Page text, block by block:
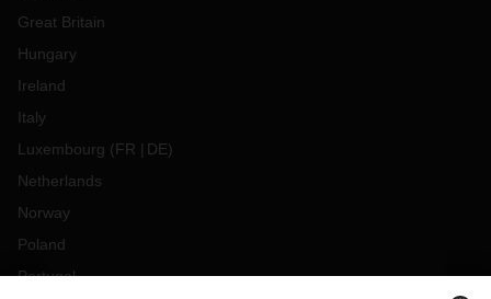
Great Britain
Hungary
Ireland
Italy
Luxembourg (FR DE)
Netherlands
Norway
Poland
Portugal